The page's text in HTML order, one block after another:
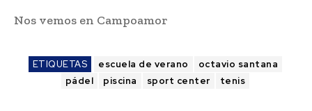
Nos vemos en Campoamor
ETIQUETAS escuela de verano
octavio santana
pádel
piscina sport center tenis